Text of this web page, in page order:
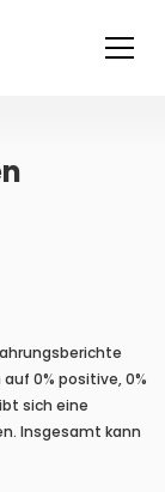
0% positive, 0%
sich eine
Insgesamt kann